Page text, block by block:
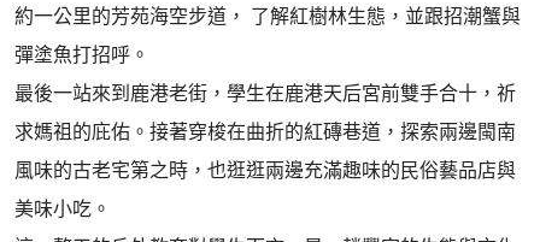
約一公里的芳苑海空步道， 了解紅樹林生態，並跟招潮蟹與
彈塗魚打招呼。
最後一站來到鹿港老街，學生在鹿港天后宮前雙手合十，祈
求媽祖的庇佑。接著穿梭在曲折的紅磚巷道，探索兩邊閩南
風味的古老宅第之時，也逛逛兩邊充滿趣味的民俗藝品店與
美味小吃。